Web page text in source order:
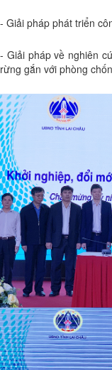
- Giải pháp phát triển
- Giải pháp về nghiên
rừng gắn với phòng